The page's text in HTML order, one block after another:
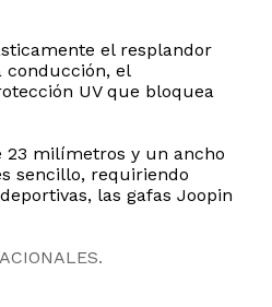
el resplandor
conducción, el
UV que bloquea
23 milímetros y un ancho
sencillo, requiriendo
las gafas Joopin